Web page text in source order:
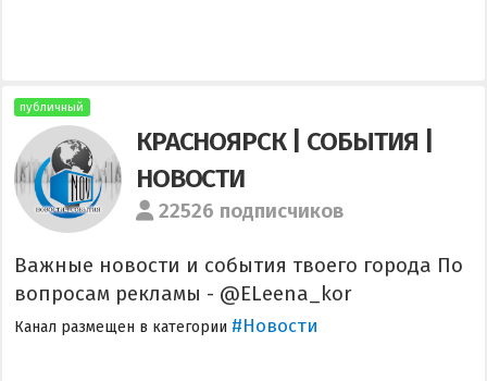
публичный
КРАСНОЯРСК | СОБЫТИЯ |
НОВОСТИ
22526 подписчиков
Важные новости и события твоего города По
вопросам рекламы - @ELeena_kor
Канал размещен в категории #Новости